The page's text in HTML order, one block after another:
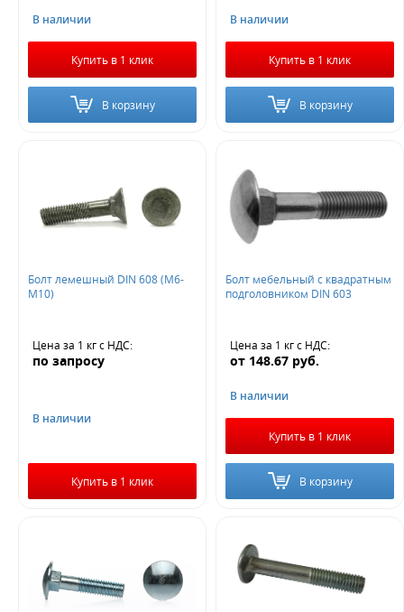
В наличии
Купить в 1 клик
В корзину
В наличии
Купить в 1 клик
В корзину
Болт лемешный DIN 608 (М6-
М10)
Цена за 1 кгс НДС:
по запросу
В наличии
Купить в 1 клик
Болт мебельный с квадратным
подголовником DIN 603
Цена за 1 кгс НДС:
от 148.67 руб.
В наличии
Купить в 1 клик
В корзину